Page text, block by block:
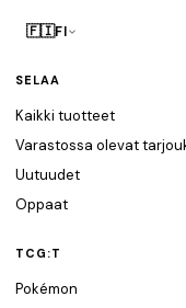
🇫🇮FI
SELAA
Kaikki tuotteet
Varastossa olevat
Uutuudet
Oppaat
TCG:T
Pokémon